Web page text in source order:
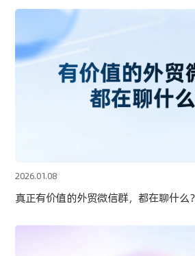
2026.01.08
真正有价值的外贸微信群，都在聊什么？